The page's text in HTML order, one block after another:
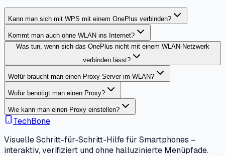
Kann man sich mit WPS mit einem OnePlus verbinden?
Kommt man auch ohne WLAN ins Internet?
Was tun, wenn sich das OnePlus nicht mit einem WLAN-Netzwerk
verbinden lässt?
Wofür braucht man einen Proxy-Server im WLAN?
Wofür benötigt man einen Proxy?
Wie kann man einen Proxy einstellen?
TechBone
Visuelle Schritt-für-Schritt-Hilfe für Smartphones –
interaktiv, verifiziert und ohne halluzinierte Menüpfade.